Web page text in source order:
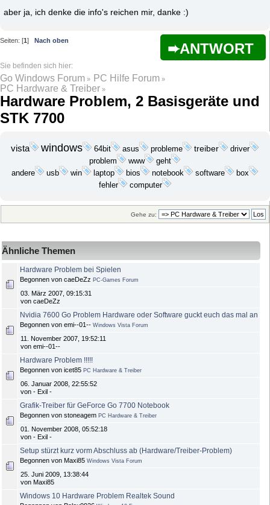
aber ja, ich denke die info's reichen mir, danke :)
ANTWORT
Seiten: [1] Nach oben
Go Windows Forum » PC Hilfe Forum »
PC Hardware & Treiber »
Hardware Problem, 2 Basisgeräte und
STK 7700
vista windows 64bit asus probleme treiber driver
problem www geht
andere usb win laptop bios notebook software box
fehler computer
Gehe zu:
Ähnliche Themen
Hardware Problem bei Spielen
Begonnen von caeDeZz PC-Games Forum
03. März 2007, 09:15:31
von caeDeZz
Nvidia 7600 Go Problem Hardware oder Software guckt euch das mal an
Begonnen von emi--01-- Windows Vista Forum
11. November 2007, 19:52:11
von emi--01--
Hardware Problem !!!!!
Begonnen von icet85 PC Hardware & Treiber
06. Januar 2008, 22:55:52
von - Exil -
Grafik-Treiber für GeForce Go 7700 Notebook
Begonnen von stoneagem PC Hardware & Treiber
01. November 2008, 05:52:18
von - Exil -
Setup stürzt kurz vorm Abschluss ab (Hardware/Treiber-Problem)
Begonnen von Maxi85 Windows Vista Forum
25. Juni 2009, 13:38:44
von Maxi85
Windows 10 Hardware Problem Realtek Sound